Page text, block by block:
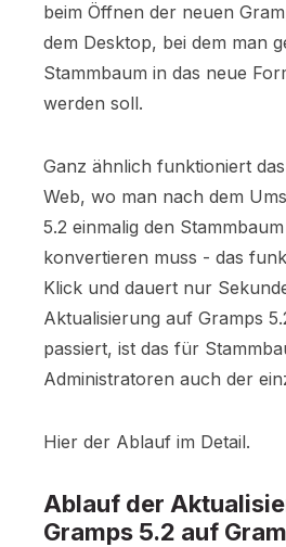
beim Öffnen der neuen
dem Desktop, bei dem man
Stammbaum in das neue
werden soll.
Ganz ähnlich funktioniert
Web, wo man nach dem
5.2 einmalig den
konvertieren muss - das
Klick und dauert nur
Aktualisierung auf Gramps
passiert, ist das für
Administratoren auch der
Hier der Ablauf im Detail.
Ablauf der
Gramps 5.2 auf